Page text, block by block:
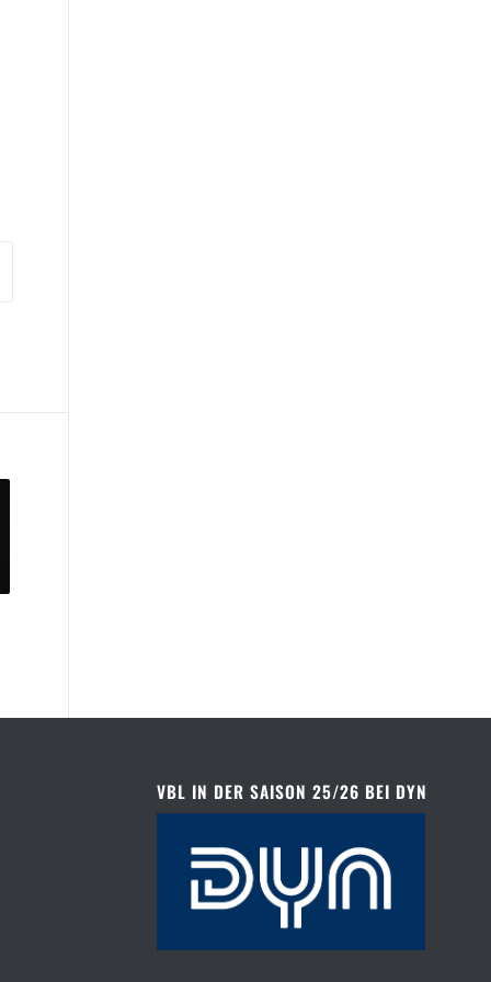
VBL IN DER SAISON 25/26 BEI DYN